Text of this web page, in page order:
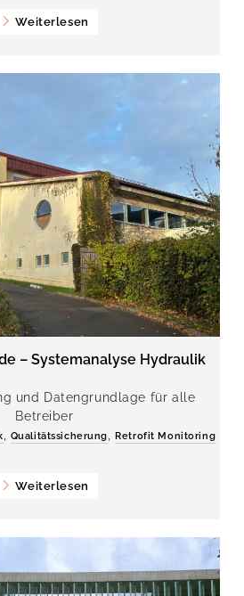
Weiterlesen
– Systemanalyse Hydraulik
und Datengrundlage für alle
Betreiber
Qualitätssicherung ,Retrofit Monitoring
Weiterlesen